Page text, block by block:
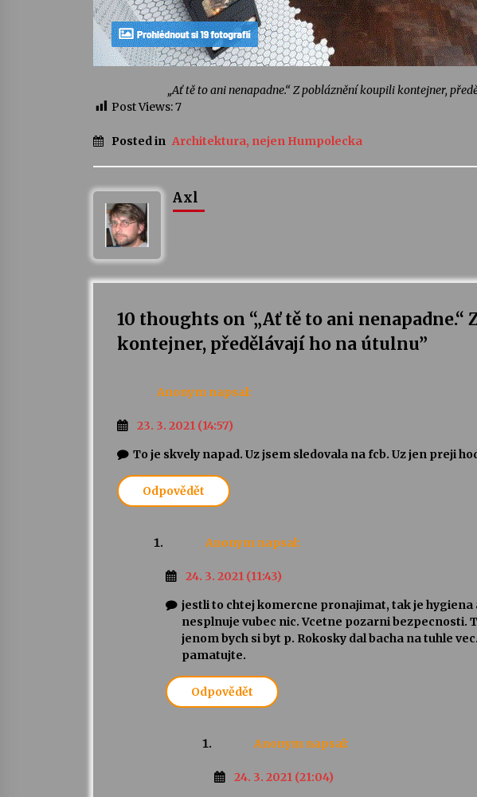
„Ať tě to ani nenapadne.“ Z pobláznění koupili kontejner,
Post Views:7
Posted in Architektura, nejen Humpolecka
Axl
10 thoughts on “„Ať tě to ani
kontejner, předělávají ho na útulnu”
Anonym napsal:
23. 3. 2021 (14:57)
To je skvely napad. Uz jsem sledovala na fcb. Uz jen preji
Odpovědět
Anonym napsal:
24. 3. 2021 (11:43)
jestli to chtej komercne pronajimat, tak je hygiena
nesplnuje vubec nic. Vcetne pozarni bezpecnosti.
jenom bych si byt p. Rokosky dal bacha na tuhle
pamatujte.
Odpovědět
Anonym napsal:
24. 3. 2021 (21:04)